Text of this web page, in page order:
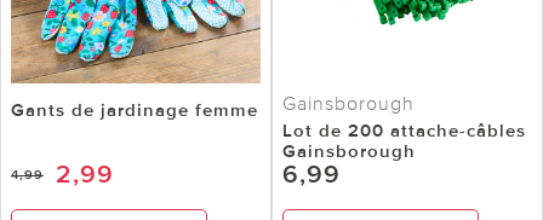
Gants de jardinage femme
4,99 2,99
Gainsborough
Lot de 200 attache-câbles
Gainsborough
6,99